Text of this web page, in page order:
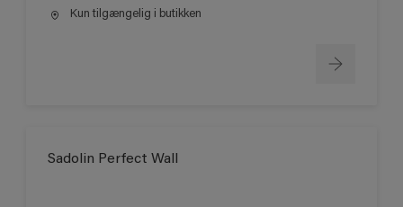
Kun tilgængelig i butikken
Sadolin Perfect Wall